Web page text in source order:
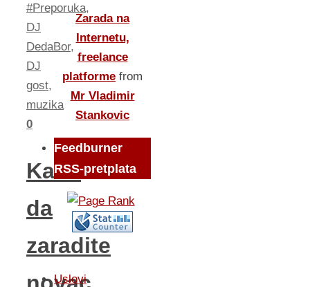
#Preporuka,
DJ
DedaBor,
DJ
gost,
muzika
0
Kako
da
zaradite
Zarada na
Internetu,
freelance
platforme from
Mr Vladimir
Stankovic
Feedburner
RSS-pretplata
Uslovi